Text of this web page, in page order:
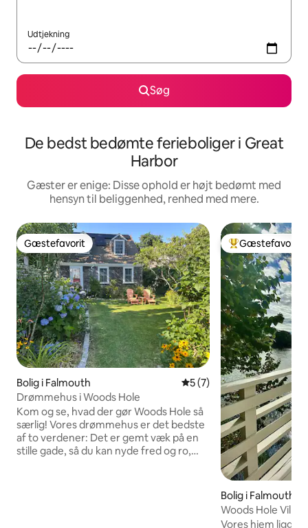
Udtjekning
Søg
De bedst bedømte ferieboliger i Great
Harbor
Gæster er enige: Disse ophold er højt bedømt med
hensyn til beliggenhed, renhed med mere.
Gæstefavorit
Gæstefavorit
Bolig i Falmouth 5 ud af 5 i gennemsnitlig
5 (7)
Drømmehus i Woods Hole
Kom og se, hvad der gør Woods Hole så
særlig! Vores drømmehus er det bedste
af to verdener: Det er gemt væk på en
stille gade, så du kan nyde fred og ro,
Bedste
Gæstefavorit
Bolig i Falmouth
Woods Hole
10.-17. juli.
Vores hjem